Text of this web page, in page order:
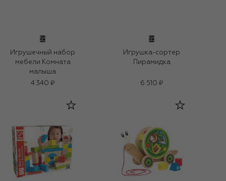
Игрушечный набор
мебели Комната
малыша
4 340 ₽
Игрушка-сортер
Пирамидка
6 510 ₽